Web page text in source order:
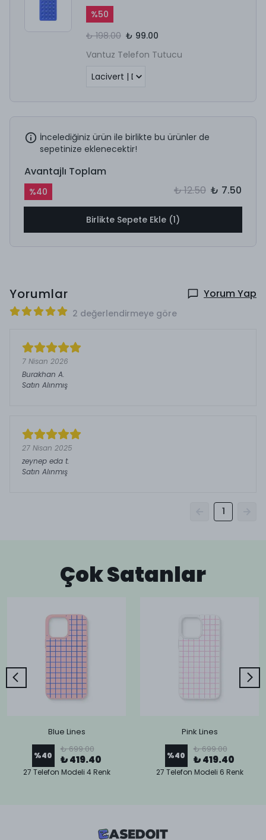
%50
₺ 198.00 ₺ 99.00
Vantuz Telefon Tutucu
İncelediğiniz ürün ile birlikte bu ürünler de
sepetinize eklenecektir!
Avantajlı Toplam
%40 ₺ 12.50 ₺ 7.50
Birlikte Sepete Ekle (1)
Yorumlar Yorum Yap
2 değerlendirmeye göre
7 Nisan 2026
Burakhan A.
Satın Alınmış
27 Nisan 2025
zeynep eda t.
Satın Alınmış
1
Çok Satanlar
Blue Lines
%40
₺ 699.00
₺ 419.40
27 Telefon Modeli 4 Renk
Pink Lines
%40
₺ 699.00
₺ 419.40
27 Telefon Modeli 6 Renk